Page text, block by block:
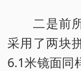
二是前所
采用了两块
6.1米镜面同